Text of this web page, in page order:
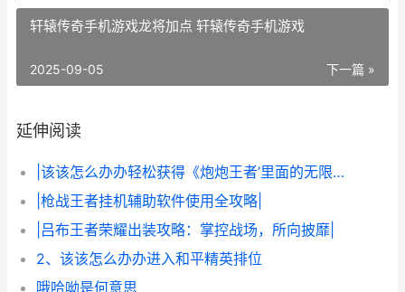
轩辕传奇手机游戏龙将加点 轩辕传奇手机游戏
下一篇 »
2025-09-05
延伸阅读
|该该怎么办办轻松获得《炮炮王者’里面的无限金币和星星|
|枪战王者挂机辅助软件使用全攻略|
|吕布王者荣耀出装攻略：掌控战场，所向披靡|
2、该该怎么办办进入和平精英排位
哦哈呦是何意思